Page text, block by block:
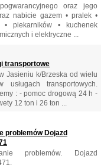
oraz jego
nabicie gazem • pralek •
• piekarników • kuchenek
i elektryczne ...
transportowe
Jasieniu k/Brzeska od wielu
transportowych.
: - pomoc drogową 24 h -
12 ton i 26 ton ...
problemów Dojazd
problemów. Dojazd